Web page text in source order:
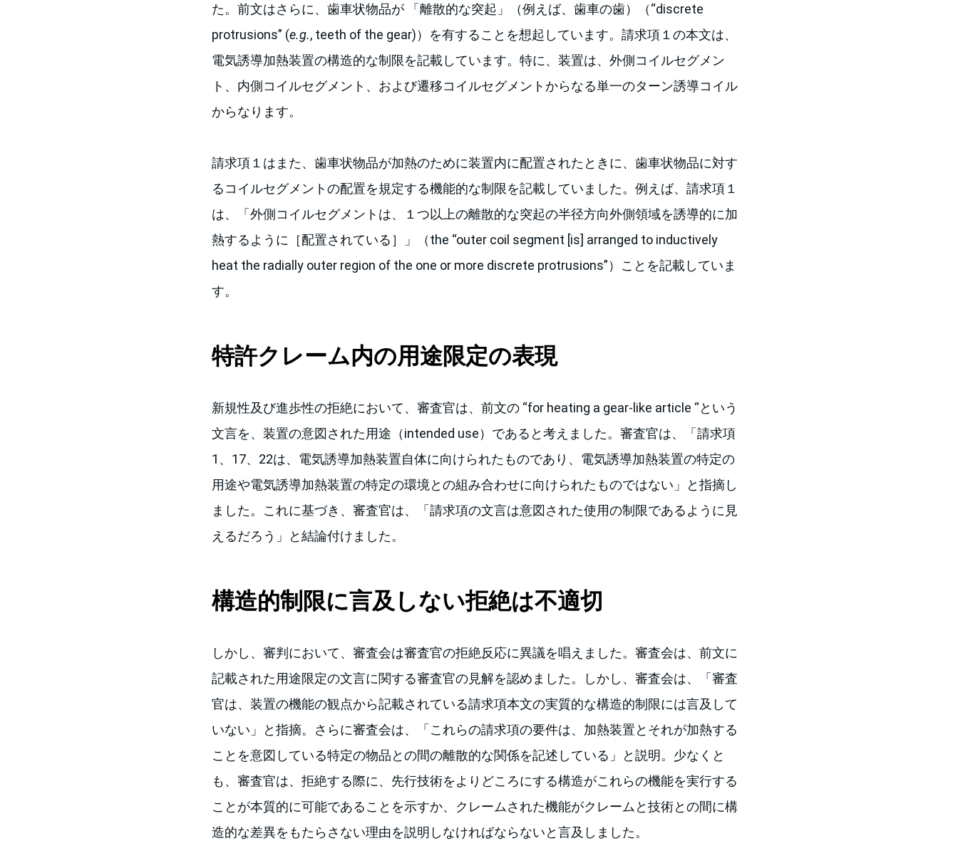
た。前文はさらに、歯車状物品が 「離散的な突起」（例えば、歯車の歯）（“discrete
protrusions” (e.g., teeth of the gear)）を有することを想起しています。請求項１の本文は、
電気誘導加熱装置の構造的な制限を記載しています。特に、装置は、外側コイルセグメン
ト、内側コイルセグメント、および遷移コイルセグメントからなる単一のターン誘導コイル
からなります。
請求項１はまた、歯車状物品が加熱のために装置内に配置されたときに、歯車状物品に対す
るコイルセグメントの配置を規定する機能的な制限を記載していました。例えば、請求項１
は、「外側コイルセグメントは、１つ以上の離散的な突起の半径方向外側領域を誘導的に加
熱するように［配置されている］」（the “outer coil segment [is] arranged to inductively
heat the radially outer region of the one or more discrete protrusions”）ことを記載していま
す。
特許クレーム内の用途限定の表現
新規性及び進歩性の拒絶において、審査官は、前文の “for heating a gear-like article “という
文言を、装置の意図された用途（intended use）であると考えました。審査官は、「請求項
1、17、22は、電気誘導加熱装置自体に向けられたものであり、電気誘導加熱装置の特定の
用途や電気誘導加熱装置の特定の環境との組み合わせに向けられたものではない」と指摘し
ました。これに基づき、審査官は、「請求項の文言は意図された使用の制限であるように見
えるだろう」と結論付けました。
構造的制限に言及しない拒絶は不適切
しかし、審判において、審査会は審査官の拒絶反応に異議を唱えました。審査会は、前文に
記載された用途限定の文言に関する審査官の見解を認めました。しかし、審査会は、「審査
官は、装置の機能の観点から記載されている請求項本文の実質的な構造的制限には言及して
いない」と指摘。さらに審査会は、「これらの請求項の要件は、加熱装置とそれが加熱する
ことを意図している特定の物品との間の離散的な関係を記述している」と説明。少なくと
も、審査官は、拒絶する際に、先行技術をよりどころにする構造がこれらの機能を実行する
ことが本質的に可能であることを示すか、クレームされた機能がクレームと技術との間に構
造的な差異をもたらさない理由を説明しなければならないと言及しました。